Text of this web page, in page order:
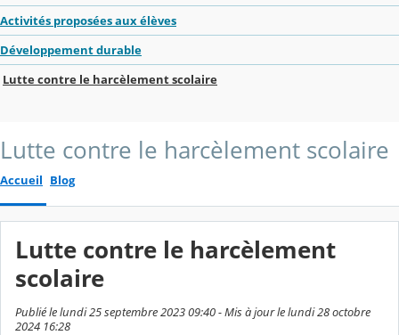
Activités proposées aux élèves
Développement durable
Lutte contre le harcèlement scolaire
Lutte contre le harcèlement scolaire
Accueil Blog
Lutte contre le harcèlement
scolaire
Publié le lundi 25 septembre 2023 09:40 - Mis à jour le lundi 28 octobre
2024 16:28